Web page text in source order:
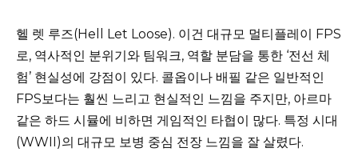
헬 렛 루즈(Hell Let Loose). 이건 대규모 멀티플레이 FPS
로, 역사적인 분위기와 팀워크, 역할 분담을 통한 ‘전선 체
험’ 현실성에 강점이 있다. 콜옵이나 배필 같은 일반적인
FPS보다는 훨씬 느리고 현실적인 느낌을 주지만, 아르마
같은 하드 시뮬에 비하면 게임적인 타협이 많다. 특정 시대
(WWII)의 대규모 보병 중심 전장 느낌을 잘 살렸다.